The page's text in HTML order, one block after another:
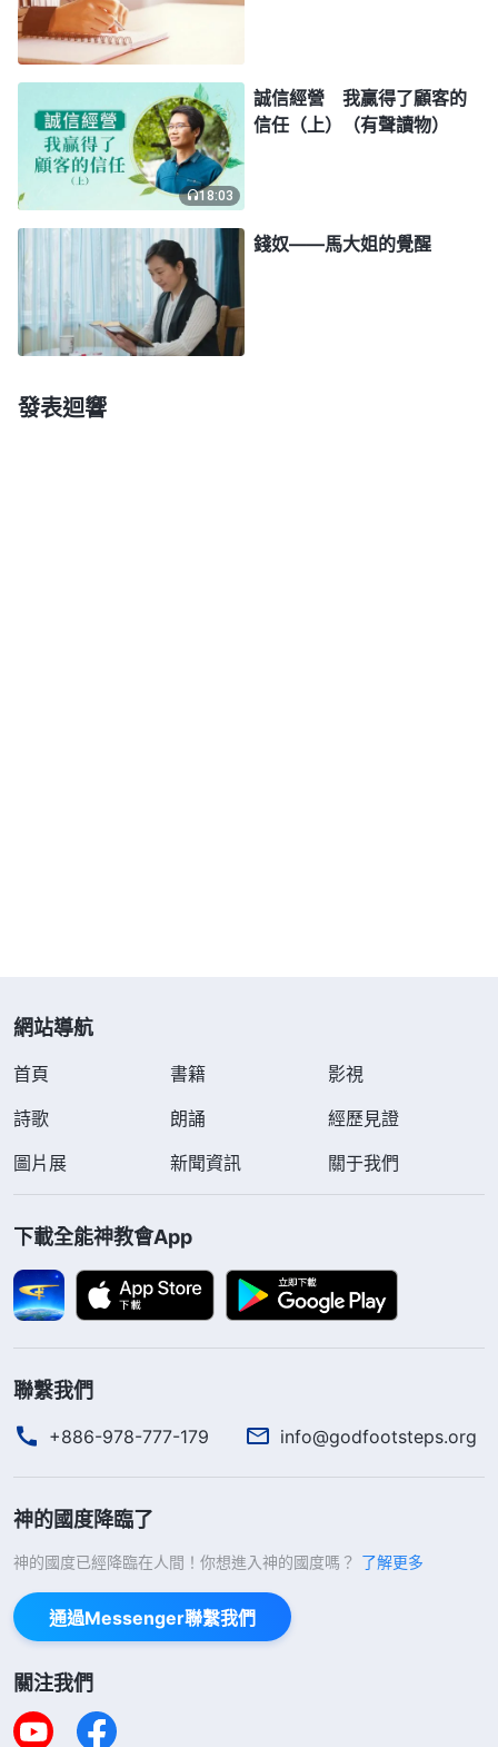
之後，我又看到神的話説：「
理想有多遠大，不管人的願望有多現實、多正當，人
所要實現的，人所要追求的離不開兩個字，這兩個字
在人的一生當中對每一個人都是至關重要的，這就是
撒但要灌輸給人的東西。哪兩個字呢？那就是『名』
和『利』。撒但用一種很温和的方式，很合人觀念的
方式，不是很激進的方式，讓人在不知不覺當中接受
了撒但的生存方式、生存法則，建立了人生目標，建
立了人生的方向，也不知不覺有了人生的理想，這個
人生的理想不管外表的説辭是多麽冠冕堂皇，但是都
包括所有的人，一生所追隨的只有這兩個字——
存法則當成了正確的追求目標，錯認為只有名利雙
收，過人上人的生活，贏得人的高看，活得才有價
後，為了得到名利，我學會了溜鬚拍馬、阿諛奉承，
用各種手段挣錢，還做了一些違背良心道德的事，過
違背良心的責備，越過道德的底綫，漸漸地，我變得
越來越圓滑、詭詐、虚偽，失去了正常人性該具備的
良心、理智、人格、尊嚴。更可怕的是，為了得到名
利，得到更多人的高看、仰望，即使我的理想一次次
地破滅，家人一次次勸我收手，都没有攔阻住我追求
名利的欲望，使我勒馬回頭，我仍是想方設法地尋找
各種賺錢的途徑，結果我賠得血本無歸，負債累累，
我的雙眼，讓我不惜為之奮鬥、努力，被它苦害，成
為金錢的奴隸，為此付上一切代價，最終當我出人頭
地的欲望不但没有實現還負債累累時，我感到心灰意
冷，没有了活下去的勇氣。我這才看到撒但藉着名利
最終就是要引誘我走上一條不歸路，撒但真是用心險
18:03
誠信經營 我贏得了顧客的
信任（上）（有聲讀物）
錢奴——馬大姐的覺醒
發表迴響
網站導航
首頁 書籍
影視
詩歌
朗誦
經歷見證
圖片展
新聞資訊 關于我們
下載全能神教會App
聯繫我們
+886-978-777-179 info@godfootsteps.org
神的國度降臨了
神的國度已經降臨在人間！你想進入神的國度嗎？ 了解更多
通過Messenger聯繫我們
關注我們